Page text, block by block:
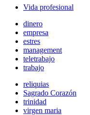
Vida profesional
dinero
empresa
estres
management
teletrabajo
trabajo
reliquias
Sagrado Corazón
trinidad
virgen maria